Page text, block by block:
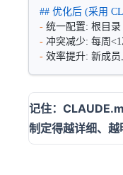
## 优化后 (采用
- 统一配置: 根目
- 冲突减少: 每周
- 效率提升: 新成
记住：
制定得越详细、越